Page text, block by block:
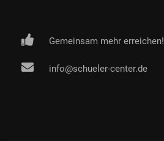
Gemeinsam mehr erreichen!
info@schueler-center.de